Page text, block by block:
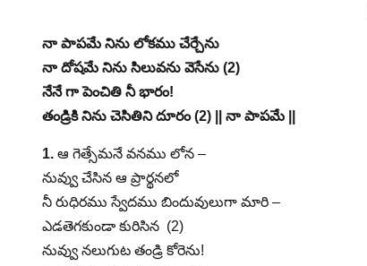
నా పాపమే నిను లోకము చేర్చేను
నా దోషమే నిను సిలువను వెసేను (2)
నేనే గా పెంచితి నీ భారం!
తండ్రికి నిను చెసితిని దూరం (2) || నా పాపమే ||
1. ఆ గెత్సేమనే వనము లోన –
నువ్వు చేసిన ఆ ప్రార్థనలో
నీ రుధిరము స్వేదము బిందువులుగా మారి –
ఎడతెగకుండా కురిసిన (2)
నువ్వు నలుగుట తండ్రి కోరెను!